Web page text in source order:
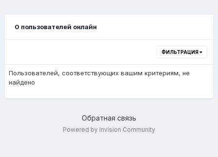
0 пользователей онлайн
ФИЛЬТРАЦИЯ
Пользователей, соответствующих вашим критериям, не
найдено
Обратная связь
Powered by Invision Community